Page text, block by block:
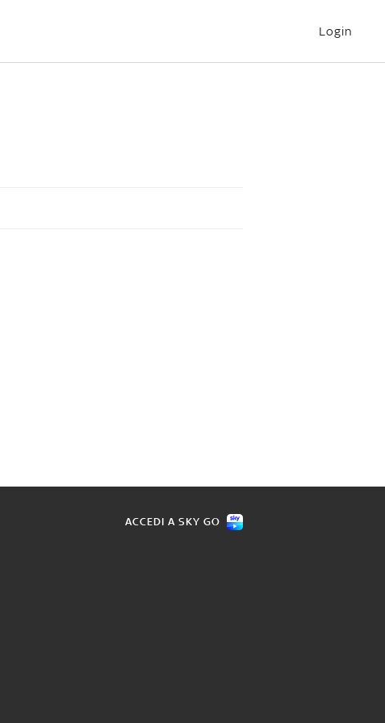
Login
ACCEDI A SKY GO